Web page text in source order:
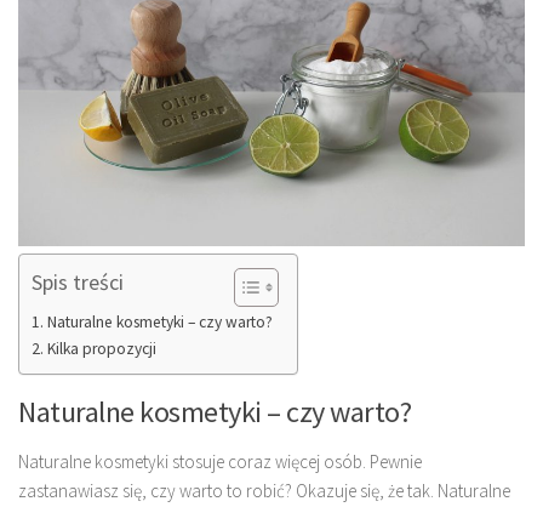
Spis treści
Naturalne kosmetyki – czy warto?
Kilka propozycji
Naturalne kosmetyki – czy warto?
Naturalne kosmetyki stosuje coraz więcej osób. Pewnie
zastanawiasz się, czy warto to robić? Okazuje się, że tak. Naturalne